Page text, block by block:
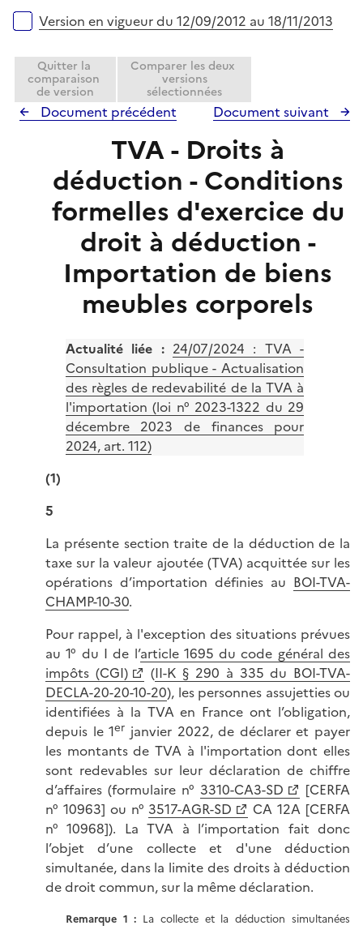
Version en vigueur du 12/09/2012 au 18/11/2013
Quitter la
comparaison
de version
Comparer les deux
versions
sélectionnées
Document précédent Document suivant
TVA - Droits à
déduction - Conditions
formelles d'exercice du
droit à déduction -
Importation de biens
meubles corporels
Actualité liée : 24/07/2024 : TVA -
Consultation publique - Actualisation
des règles de redevabilité de la TVA à
l'importation (loi n° 2023-1322 du 29
décembre 2023 de finances pour
2024, art. 112)
(1)
5
La présente section traite de la déduction de la
taxe sur la valeur ajoutée (TVA) acquittée sur les
opérations d’importation définies au BOI-TVA-
CHAMP-10-30.
Pour rappel, à l'exception des situations prévues
au 1° du I de l’article 1695 du code général des
impôts (CGI)
(II-K § 290 à 335 du BOI-TVA-
DECLA-20-20-10-20), les personnes assujetties ou
identifiées à la TVA en France ont l’obligation,
depuis le 1er janvier 2022, de déclarer et payer
les montants de TVA à l'importation dont elles
sont redevables sur leur déclaration de chiffre
d’affaires (formulaire n° 3310-CA3-SD
[CERFA
n° 10963] ou n° 3517-AGR-SD CA 12A [CERFA
n° 10968]). La TVA à l’importation fait donc
l’objet d’une collecte et d'une déduction
simultanée, dans la limite des droits à déduction
de droit commun, sur la même déclaration.
Remarque 1 : La collecte et la déduction simultanées